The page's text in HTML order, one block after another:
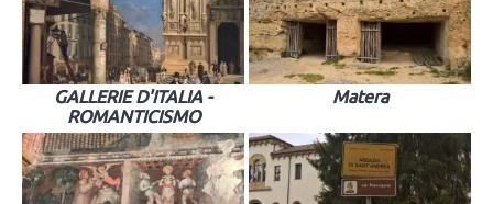
GALLERIE D'ITALIA -
ROMANTICISMO
Matera